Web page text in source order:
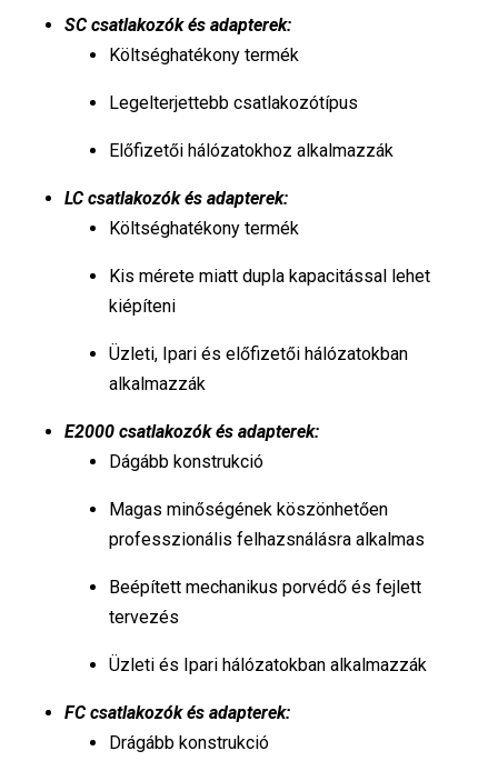
SC csatlakozók és adapterek:
Költséghatékony termék
Legelterjettebb csatlakozótípus
Előfizetői hálózatokhoz alkalmazzák
LC csatlakozók és adapterek:
Költséghatékony termék
Kis mérete miatt dupla kapacitással lehet
kiépíteni
Üzleti, Ipari és előfizetői hálózatokban
alkalmazzák
E2000 csatlakozók és adapterek:
Dágább konstrukció
Magas minőségének köszönhetően
professzionális felhazsnálásra alkalmas
Beépített mechanikus porvédő és fejlett
tervezés
Üzleti és Ipari hálózatokban alkalmazzák
FC csatlakozók és adapterek:
Drágább konstrukció